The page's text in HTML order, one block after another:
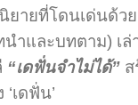
ยายที่โดนเด่นด้ว
ำและบทตาม) เ
“เดฟั่นจำไม่ได้”
เดฟั่น’